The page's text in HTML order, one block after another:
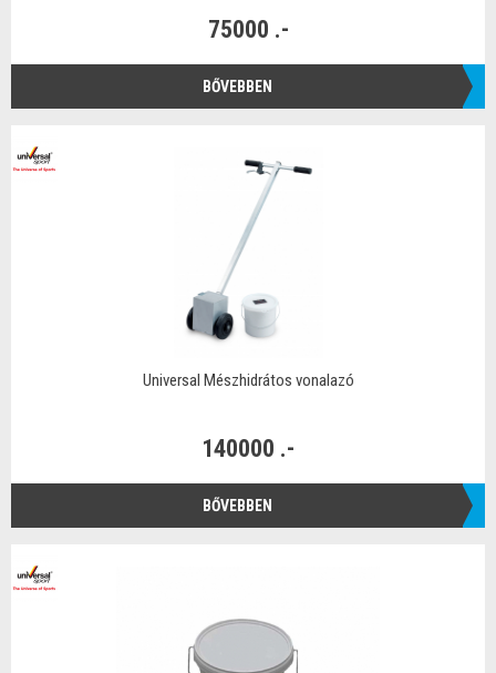
75000 .-
BŐVEBBEN
Universal Mészhidrátos vonalazó
140000 .-
BŐVEBBEN